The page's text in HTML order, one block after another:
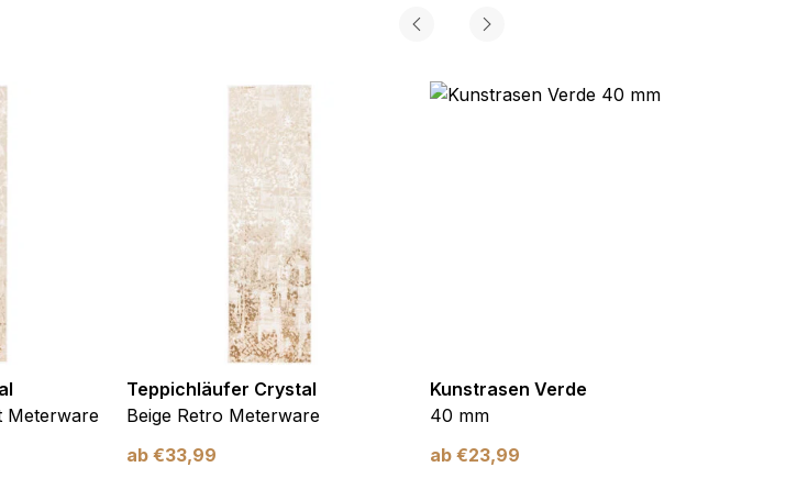
Meterware
Teppichläufer Crystal
Beige Retro Meterware
ab €33,99
Kunstrasen Verde
40 mm
ab €23,99